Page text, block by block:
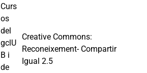
Curs
os
del
gclU
B i
de
Creative Commons:
Reconeixement- Compartir
Igual 2.5